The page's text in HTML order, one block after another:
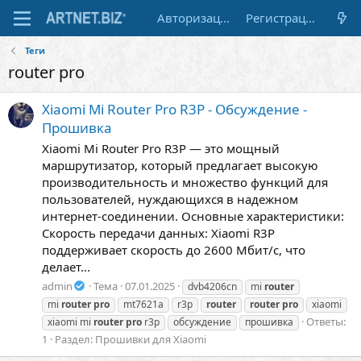
Авторизация Регистрация
Теги
router pro
Xiaomi Mi Router Pro R3P - Обсуждение -
Прошивка
Xiaomi Mi Router Pro R3P — это мощный
маршрутизатор, который предлагает высокую
производительность и множество функций для
пользователей, нуждающихся в надежном
интернет-соединении. Основные характеристики:
Скорость передачи данных: Xiaomi R3P
поддерживает скорость до 2600 Мбит/с, что
делает...
admin Тема 07.01.2025 dvb4206cn mi router
mi router pro mt7621a r3p router router pro
xiaomi
xiaomi mi router pro r3p обсуждение прошивка
Ответы:
1
Раздел: Прошивки для Xiaomi